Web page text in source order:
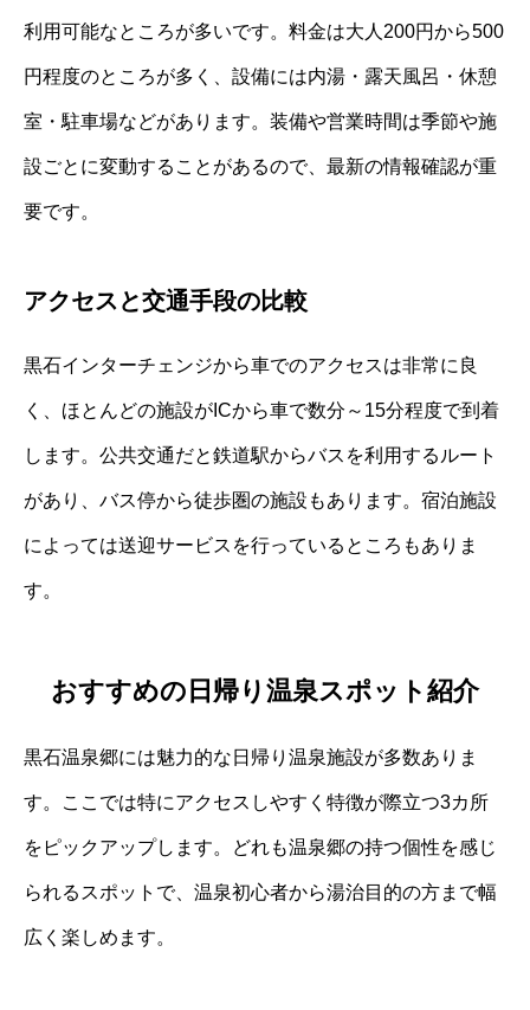
利用可能なところが多いです。料金は大人200円から500
円程度のところが多く、設備には内湯・露天風呂・休憩
室・駐車場などがあります。装備や営業時間は季節や施
設ごとに変動することがあるので、最新の情報確認が重
要です。
アクセスと交通手段の比較
黒石インターチェンジから車でのアクセスは非常に良
く、ほとんどの施設がICから車で数分～15分程度で到着
します。公共交通だと鉄道駅からバスを利用するルート
があり、バス停から徒歩圏の施設もあります。宿泊施設
によっては送迎サービスを行っているところもありま
す。
おすすめの日帰り温泉スポット紹介
黒石温泉郷には魅力的な日帰り温泉施設が多数ありま
す。ここでは特にアクセスしやすく特徴が際立つ3カ所
をピックアップします。どれも温泉郷の持つ個性を感じ
られるスポットで、温泉初心者から湯治目的の方まで幅
広く楽しめます。